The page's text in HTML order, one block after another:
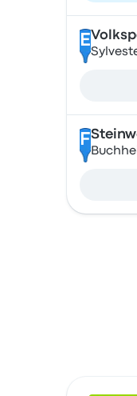
E
F